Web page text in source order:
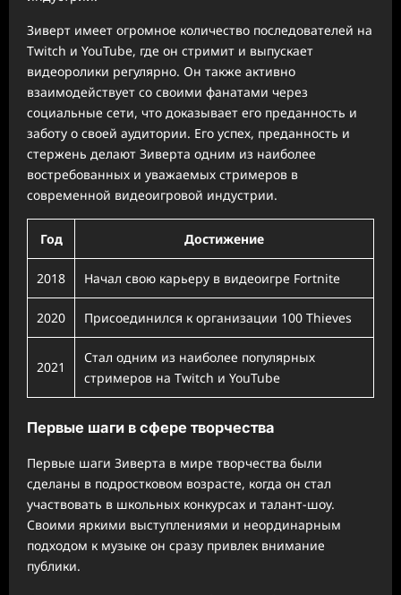
Зиверт имеет огромное количество последователей на
Twitch и YouTube, где он стримит и выпускает
видеоролики регулярно. Он также активно
взаимодействует со своими фанатами через
социальные сети, что доказывает его преданность и
заботу о своей аудитории. Его успех, преданность и
стержень делают Зиверта одним из наиболее
востребованных и уважаемых стримеров в
современной видеоигровой индустрии.
Год Достижение
2018 Начал свою карьеру в видеоигре Fortnite
2020 Присоединился к организации 100 Thieves
2021
Стал одним из наиболее популярных
стримеров на Twitch и YouTube
Первые шаги в сфере творчества
Первые шаги Зиверта в мире творчества были
сделаны в подростковом возрасте, когда он стал
участвовать в школьных конкурсах и талант-шоу.
Своими яркими выступлениями и неординарным
подходом к музыке он сразу привлек внимание
публики.